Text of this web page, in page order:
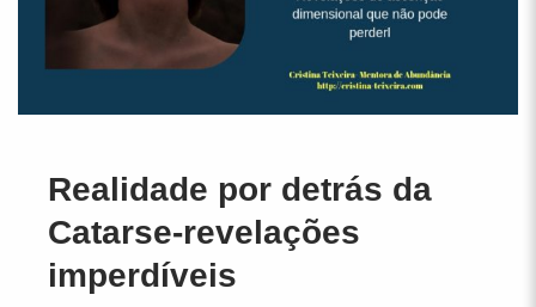
Realidade por detrás da
Catarse-revelações
imperdíveis